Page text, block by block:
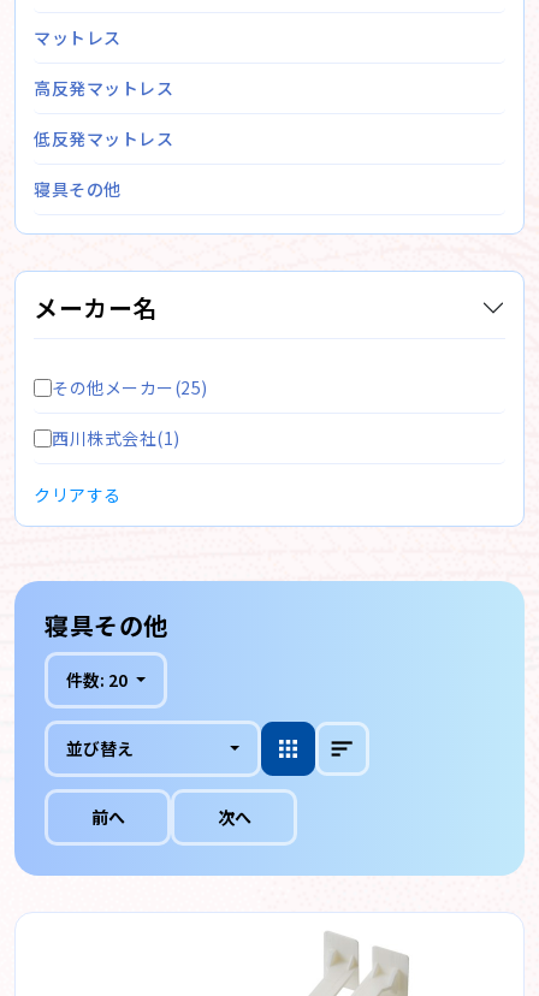
マットレス
高反発マットレス
低反発マットレス
寝具その他
メーカー名
その他メーカー(25)
西川株式会社(1)
クリアする
寝具その他
件数: 20
並び替え
前へ 次へ